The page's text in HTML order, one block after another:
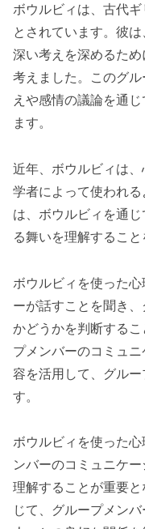
ボウルビィは、古代
とされています。彼
深い考えを深めるた
考えました。このグ
えや感情の議論を通
ます。
近年、ボウルビィは
学者によって使われ
は、ボウルビィを通
る舞いを理解すること
ボウルビィを使った
ーが話すことを聞き
かどうかを判断する
プメンバーのコミュ
容を活用して、グル
す。
ボウルビィを使った
ンバーのコミュニケ
理解することが重要
じて、グループメン